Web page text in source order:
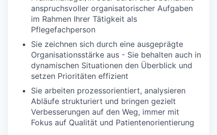
anspruchsvoller organisatorischer Aufgaben
im Rahmen Ihrer Tätigkeit als
Pflegefachperson
Sie zeichnen sich durch eine ausgeprägte
Organisationsstärke aus - Sie behalten auch in
dynamischen Situationen den Überblick und
setzen Prioritäten effizient
Sie arbeiten prozessorientiert, analysieren
Abläufe strukturiert und bringen gezielt
Verbesserungen auf den Weg, immer mit
Fokus auf Qualität und Patientenorientierung